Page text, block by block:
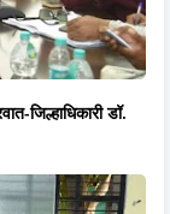
जिल्हाधिकारी डॉ.